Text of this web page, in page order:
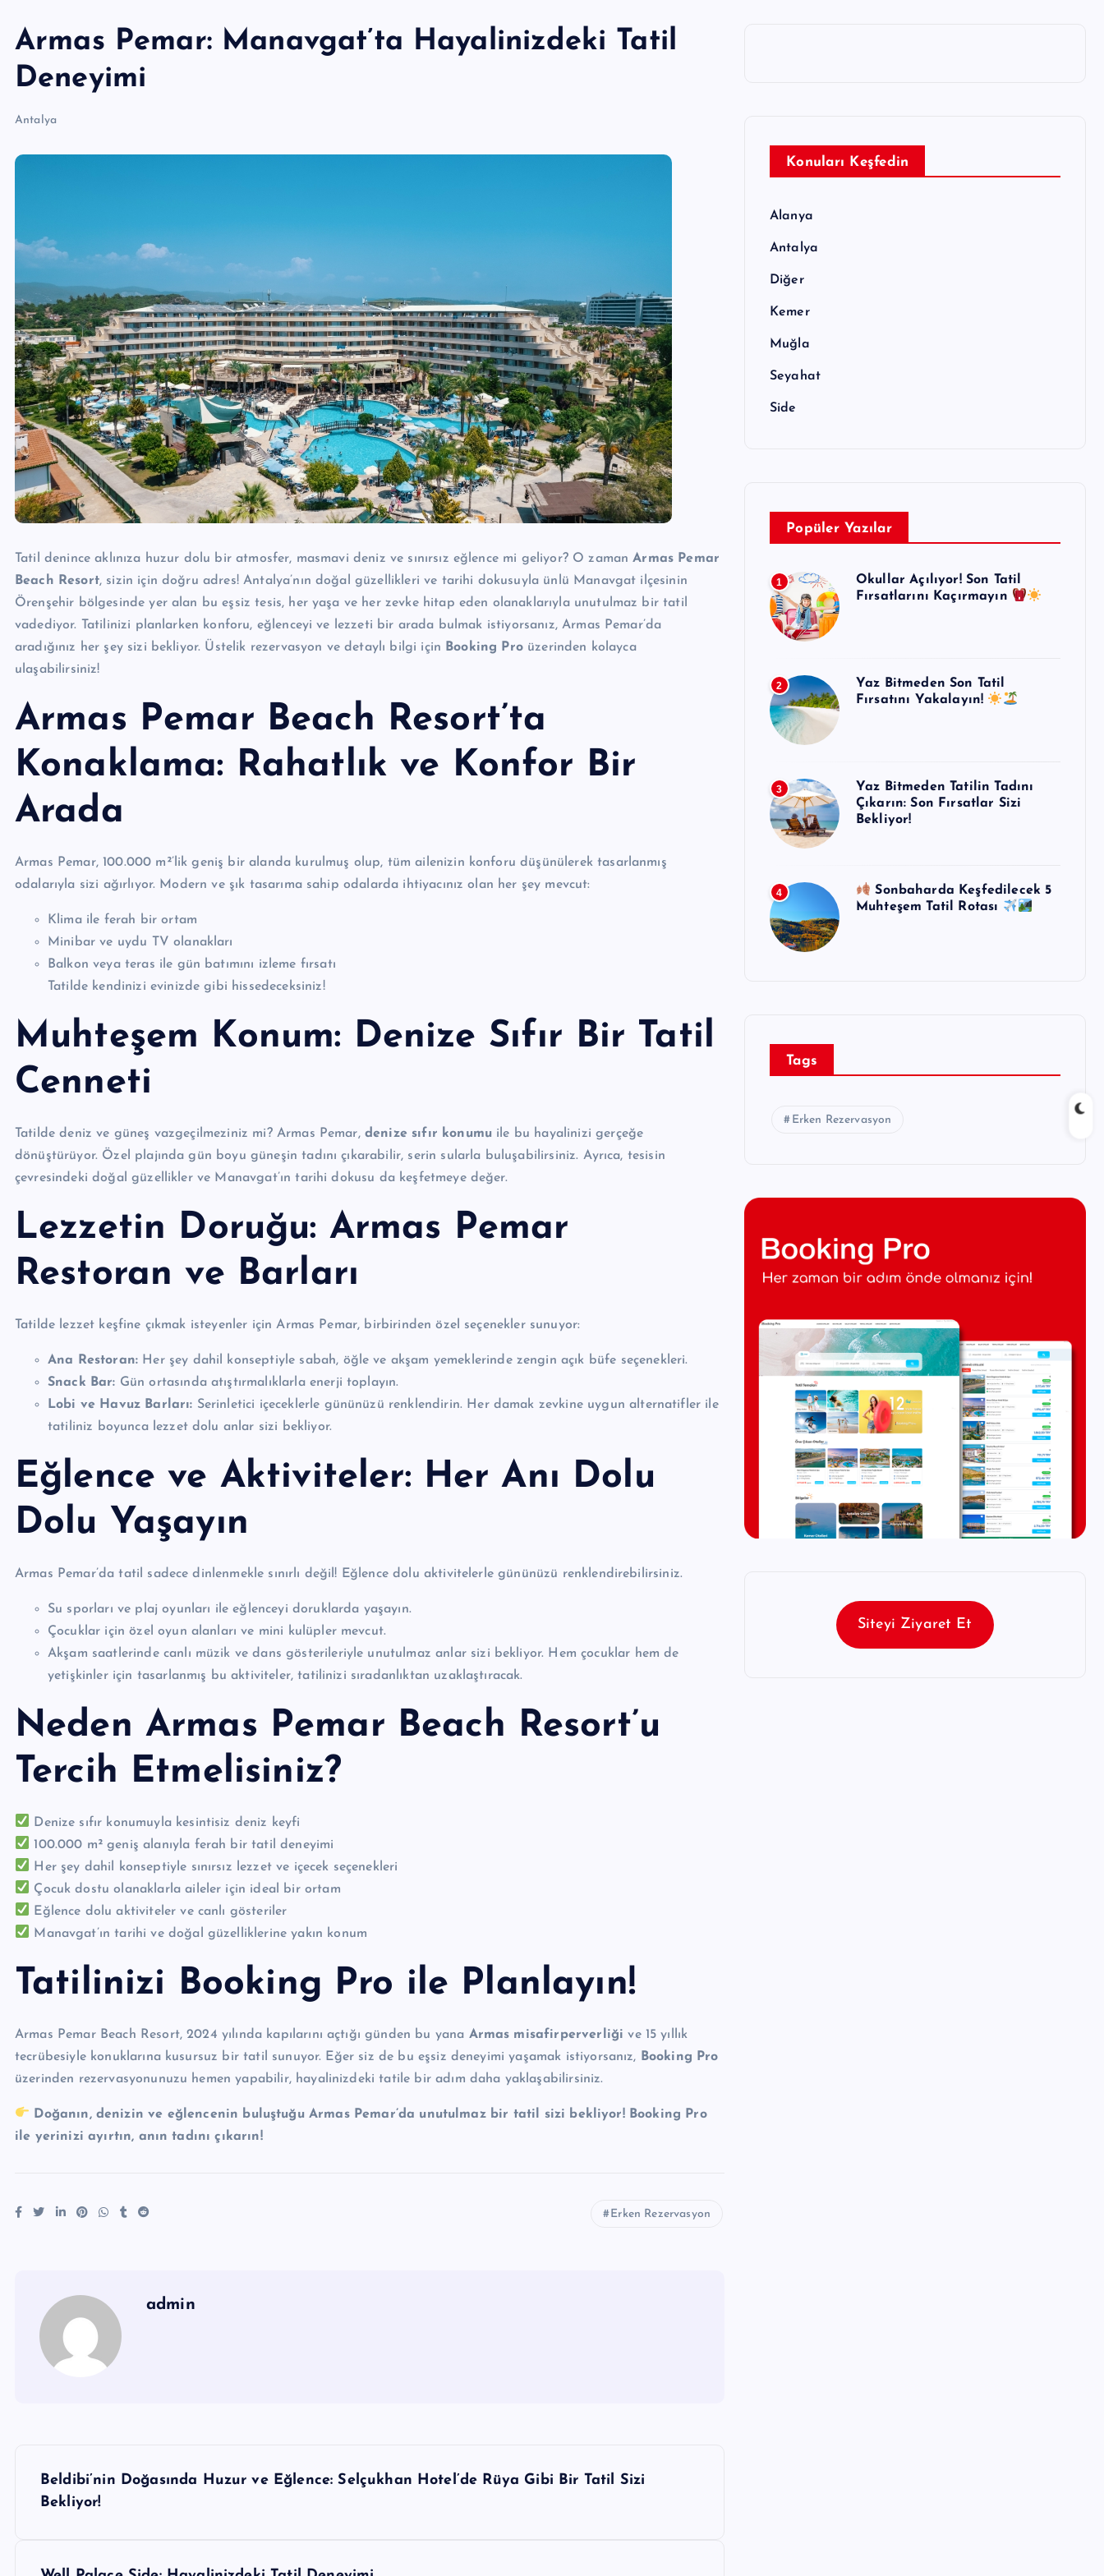
Armas Pemar: Manavgat’ta Hayalinizdeki Tatil
Deneyimi
Antalya
Tatil denince aklınıza huzur dolu bir atmosfer, masmavi deniz ve sınırsız eğlence mi geliyor? O zamanArmas Pemar
Beach Resort, sizin için doğru adres! Antalya’nın doğal güzellikleri ve tarihi dokusuyla ünlü Manavgat ilçesinin
Örenşehir bölgesinde yer alan bu eşsiz tesis, her yaşa ve her zevke hitap eden olanaklarıyla unutulmaz bir tatil
vadediyor. Tatilinizi planlarken konforu, eğlenceyi ve lezzeti bir arada bulmak istiyorsanız, Armas Pemar’da
aradığınız her şey sizi bekliyor. Üstelik rezervasyon ve detaylı bilgi için
Booking Proüzerinden kolayca
ulaşabilirsiniz!
Armas Pemar Beach Resort’ta
Konaklama: Rahatlık ve Konfor Bir
Arada
Armas Pemar, 100.000 m²’lik geniş bir alanda kurulmuş olup, tüm ailenizin konforu düşünülerek tasarlanmış
odalarıyla sizi ağırlıyor. Modern ve şık tasarıma sahip odalarda ihtiyacınız olan her şey mevcut:
Klima ile ferah bir ortam
Minibar ve uydu TV olanakları
Balkon veya teras ile gün batımını izleme fırsatı
Tatilde kendinizi evinizde gibi hissedeceksiniz!
Muhteşem Konum: Denize Sıfır Bir Tatil
Cenneti
Tatilde deniz ve güneş vazgeçilmeziniz mi? Armas Pemar, denize sıfır konumu ile bu hayalinizi gerçeğe
dönüştürüyor. Özel plajında gün boyu güneşin tadını çıkarabilir, serin sularla buluşabilirsiniz. Ayrıca, tesisin
çevresindeki doğal güzellikler ve Manavgat’ın tarihi dokusu da keşfetmeye değer.
Lezzetin Doruğu: Armas Pemar
Restoran ve Barları
Tatilde lezzet keşfine çıkmak isteyenler için Armas Pemar, birbirinden özel seçenekler sunuyor:
Ana Restoran: Her şey dahil konseptiyle sabah, öğle ve akşam yemeklerinde zengin açık büfe seçenekleri.
Snack Bar: Gün ortasında atıştırmalıklarla enerji toplayın.
Lobi ve Havuz Barları: Serinletici içeceklerle gününüzü renklendirin. Her damak zevkine uygun alternatifler ile
tatiliniz boyunca lezzet dolu anlar sizi bekliyor.
Eğlence ve Aktiviteler: Her Anı Dolu
Dolu Yaşayın
Armas Pemar’da tatil sadece dinlenmekle sınırlı değil! Eğlence dolu aktivitelerle gününüzü renklendirebilirsiniz.
Su sporları ve plaj oyunları ile eğlenceyi doruklarda yaşayın.
Çocuklar için özel oyun alanları ve mini kulüpler mevcut.
Akşam saatlerinde canlı müzik ve dans gösterileriyle unutulmaz anlar sizi bekliyor. Hem çocuklar hem de
yetişkinler için tasarlanmış bu aktiviteler, tatilinizi sıradanlıktan uzaklaştıracak.
Neden Armas Pemar Beach Resort’u
Tercih Etmelisiniz?
Denize sıfır konumuyla kesintisiz deniz keyfi
100.000 m² geniş alanıyla ferah bir tatil deneyimi
Her şey dahil konseptiyle sınırsız lezzet ve içecek seçenekleri
Çocuk dostu olanaklarla aileler için ideal bir ortam
Eğlence dolu aktiviteler ve canlı gösteriler
Manavgat’ın tarihi ve doğal güzelliklerine yakın konum
Tatilinizi Booking Pro ile Planlayın!
Armas Pemar Beach Resort, 2024 yılında kapılarını açtığı günden bu yana Armas misafirperverliği ve 15 yıllık
tecrübesiyle konuklarına kusursuz bir tatil sunuyor. Eğer siz de bu eşsiz deneyimi yaşamak istiyorsanız,
Booking Pro
üzerinden rezervasyonunuzu hemen yapabilir, hayalinizdeki tatile bir adım daha yaklaşabilirsiniz.
Doğanın, denizin ve eğlencenin buluştuğu Armas Pemar’da unutulmaz bir tatil sizi bekliyor! Booking Pro
ile yerinizi ayırtın, anın tadını çıkarın!
Erken Rezervasyon
admin
Beldibi’nin Doğasında Huzur ve Eğlence: Selçukhan Hotel’de Rüya Gibi Bir Tatil Sizi
Bekliyor!
Konuları Keşfedin
Alanya
Antalya
Diğer
Kemer
Muğla
Seyahat
Side
Popüler Yazılar
1
Okullar Açılıyor! Son Tatil
Fırsatlarını Kaçırmayın
2
Yaz Bitmeden Son Tatil
Fırsatını Yakalayın!
3
Yaz Bitmeden Tatilin Tadını
Çıkarın: Son Fırsatlar Sizi
Bekliyor!
4
Sonbaharda Keşfedilecek 5
Muhteşem Tatil Rotası
Tags
Erken Rezervasyon
Siteyi Ziyaret Et